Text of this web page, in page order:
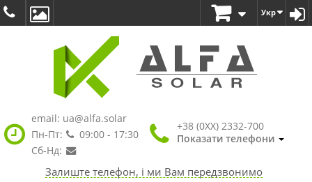
Укр
email: ua@alfa.solar
Пн-Пт:
09:00 - 17:30
Сб-Нд:
+38 (0XX) 2332-700
Показати телефони
Залиште телефон, і ми Вам передзвонимо